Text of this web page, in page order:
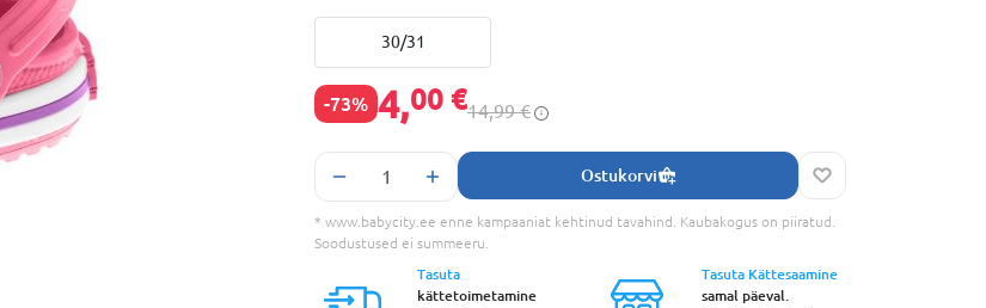
30/31
-73% 4,00 €14,99 €
Ostukorvi
* www.babycity.ee enne kampaaniat kehtinud tavahind. Kaubakogus on piiratud.
Soodustused ei summeeru.
Tasuta
kättetoimetamine
Tasuta Kättesaamine
samal päeval.